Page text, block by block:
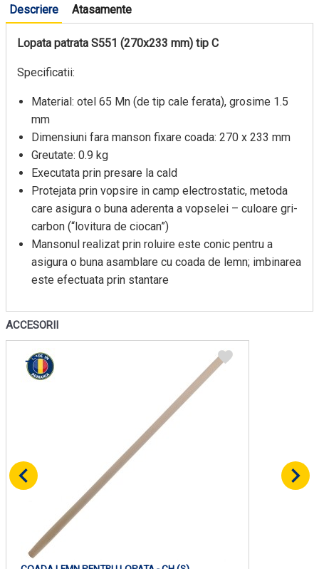
Descriere Atasamente
Lopata patrata S551 (270x233 mm) tip C
Specificatii:
Material: otel 65 Mn (de tip cale ferata), grosime 1.5
mm
Dimensiuni fara manson fixare coada: 270 x 233 mm
Greutate: 0.9 kg
Executata prin presare la cald
Protejata prin vopsire in camp electrostatic, metoda
care asigura o buna aderenta a vopselei – culoare gri-
carbon (“lovitura de ciocan”)
Mansonul realizat prin roluire este conic pentru a
asigura o buna asamblare cu coada de lemn; imbinarea
este efectuata prin stantare
ACCESORII